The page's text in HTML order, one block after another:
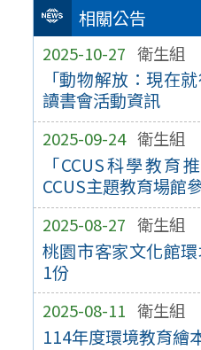
相關公告
2025-10-27 衛生組
「動物解放：現在
讀書會活動資訊
2025-09-24 衛生組
「CCUS科學教育
CCUS主題教育場館
2025-08-27 衛生組
桃園市客家文化館
1份
2025-08-11 衛生組
114年度環境教育繪